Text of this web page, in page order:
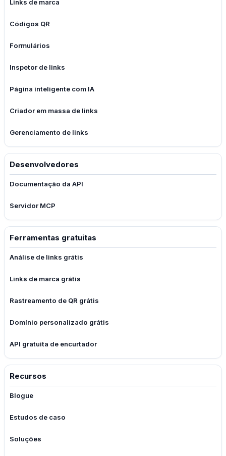
Links de marca
Códigos QR
Formulários
Inspetor de links
Página inteligente com IA
Criador em massa de links
Gerenciamento de links
Desenvolvedores
Documentação da API
Servidor MCP
Ferramentas gratuitas
Análise de links grátis
Links de marca grátis
Rastreamento de QR grátis
Domínio personalizado grátis
API gratuita de encurtador
Recursos
Blogue
Estudos de caso
Soluções